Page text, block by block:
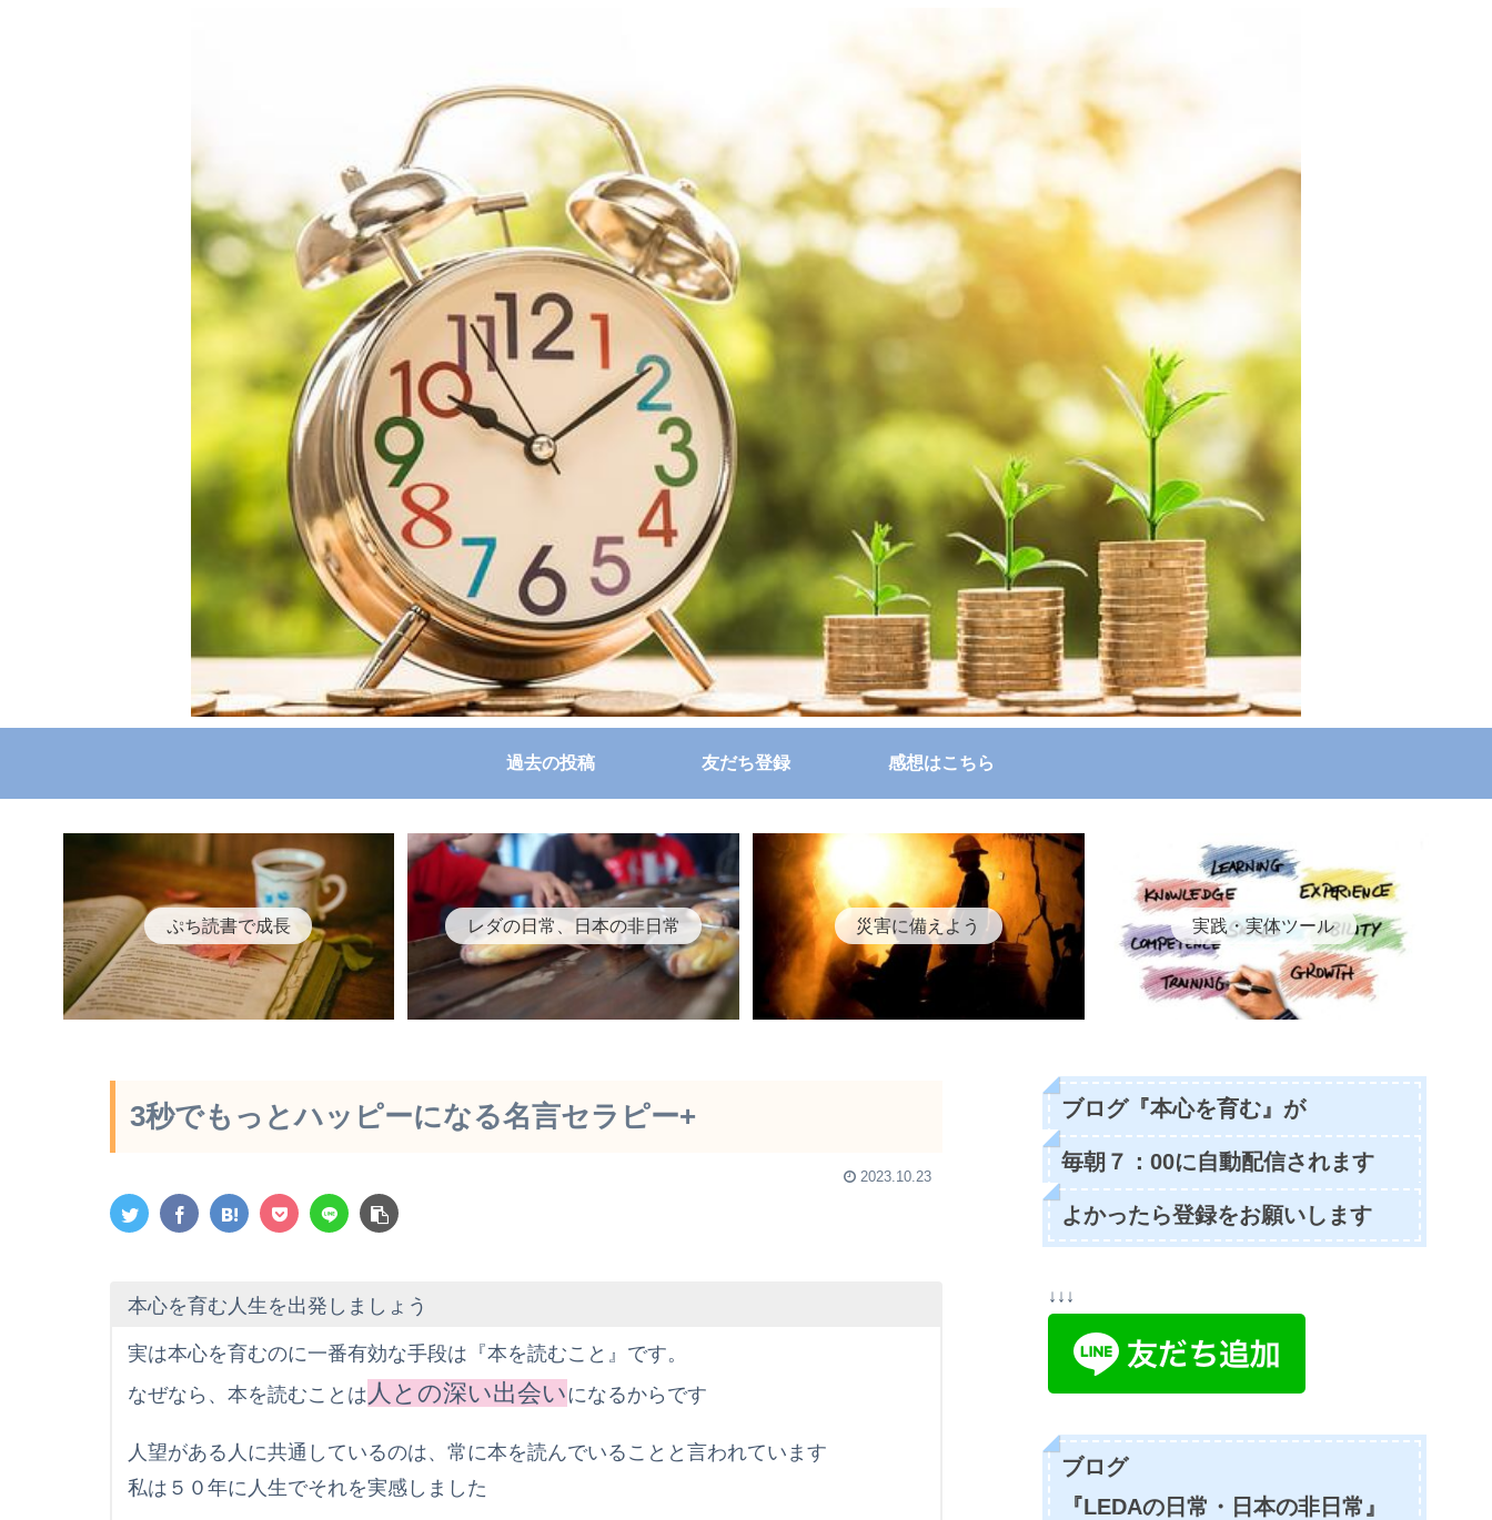
過去の投稿 友だち登録 感想はこちら
ぷち読書で成長 レダの日常、日本の非日常 災害に備えよう 実践・実体ツール
3秒でもっとハッピーになる名言セラピー+
2023.10.23
本心を育む人生を出発しましょう
実は本心を育むのに一番有効な手段は『本を読むこと』です。
なぜなら、本を読むことは 人との深い出会いになるからです
人望がある人に共通しているのは、常に本を読んでいることと言われています
私は５０年に人生でそれを実感しました
ブログ『本心を育む』が
毎朝７：00に自動配信されます
よかったら登録をお願いします
↓↓↓
ブログ
『LEDAの日常・日本の非日常』